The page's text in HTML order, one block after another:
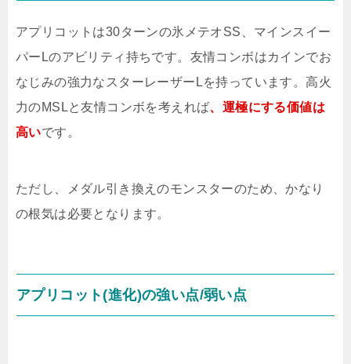
アプリコットは30ターンの氷メテオSS、マインスイー
パーLのアビリティ持ちです。友情コンボはカインでお
なじみの強力なスターレーザーLを持っています。高火
力のMSLと友情コンボを考えれば、運極にする価値は
高いです。
ただし、メダル引き換えのモンスターのため、かなり
の根気は必要となります。
アプリコット(進化)の強い点/弱い点